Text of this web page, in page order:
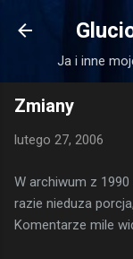
Ja i inne
Zmiany
lutego 27, 2006
W archiwum z
razie nieduza
Komentarze mile